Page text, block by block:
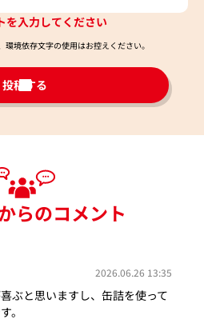
を入力してください
境依存文字の使用はお控えください。​
投稿する
らのコメント
2026.06.26 13:35
ぶと思いますし、缶詰を使って
。